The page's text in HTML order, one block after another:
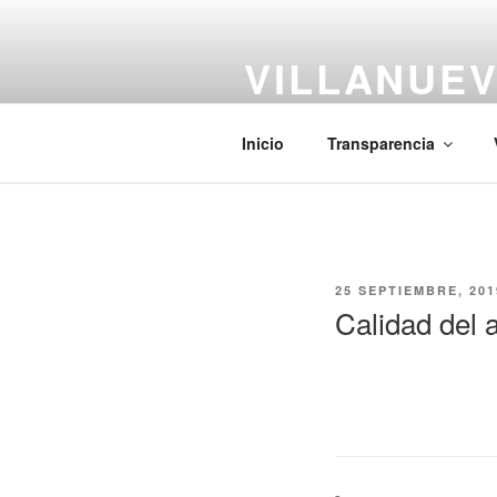
Inicio Transparencia
PUBLICADO
25 SEPTIEMBRE,
Calidad del